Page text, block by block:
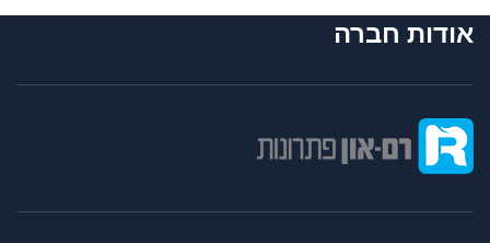
אודות חברה